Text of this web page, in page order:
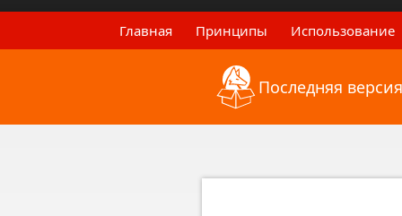
Главная Принципы Использование
Назад к последнимПоследняя